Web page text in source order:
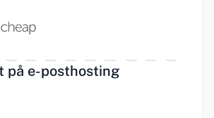
på e-posthosting